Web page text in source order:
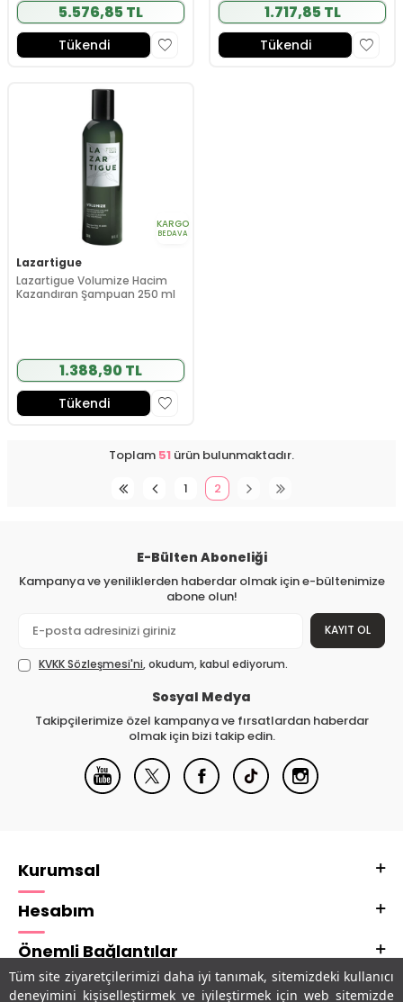
Tüm site ziyaretçilerimizi daha iyi tanımak, sitemizdeki kullanıcı
deneyimini kişiselleştirmek ve iyileştirmek için web sitemizde
5.576,85 TL
Tükendi
1.717,85 TL
Tükendi
KARGO
BEDAVA
Lazartigue
Lazartigue Volumize Hacim
Kazandıran Şampuan 250 ml
1.388,90 TL
Tükendi
Toplam 51 ürün bulunmaktadır.
1
2
E-Bülten Aboneliği
Kampanya ve yeniliklerden haberdar olmak için e-bültenimize
abone olun!
KAYIT OL
KVKK Sözleşmesi'ni, okudum, kabul ediyorum.
Sosyal Medya
Takipçilerimize özel kampanya ve fırsatlardan haberdar
olmak için bizi takip edin.
Kurumsal
Hesabım
Önemli Bağlantılar
Adres & İletişim